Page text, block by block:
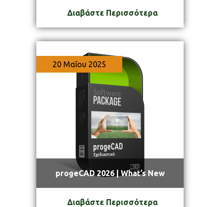
Διαβάστε Περισσότερα
progeCAD 2026 | What’s New
Διαβάστε Περισσότερα
20 Μαΐου 2025